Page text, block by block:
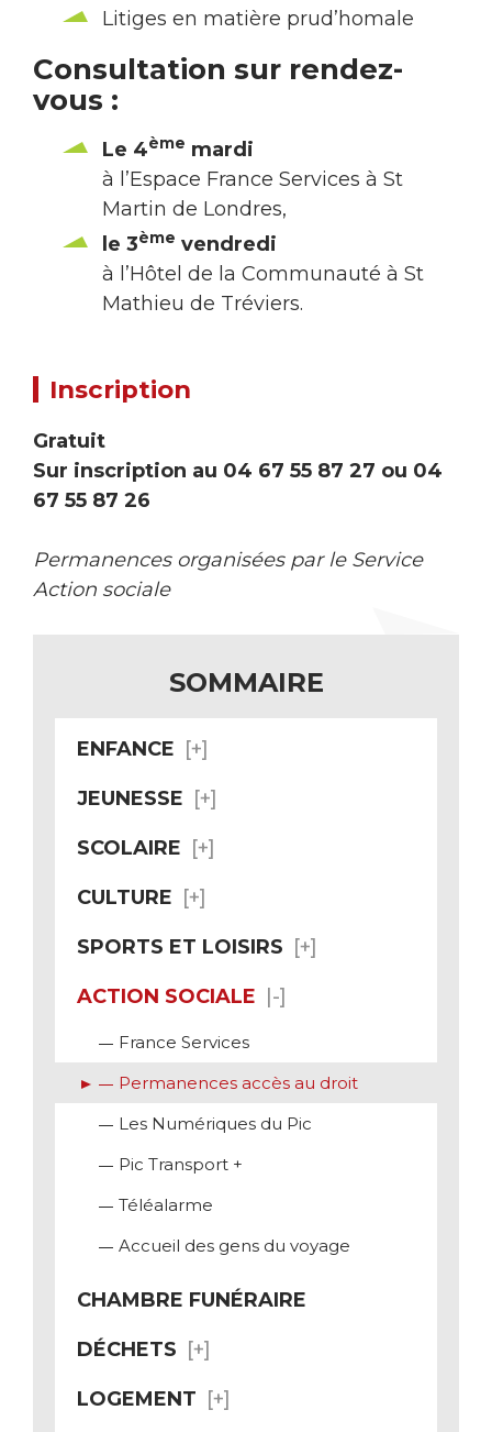
Litiges en matière prud’homale
Consultation sur rendez-
vous :
Le 4ème mardi
à l’Espace France Services à St
Martin de Londres,
le 3ème vendredi
à l’Hôtel de la Communauté à St
Mathieu de Tréviers.
Inscription
Gratuit
Sur inscription au 04 67 55 87 27 ou 04
67 55 87 26
Permanences organisées par le Service
Action sociale
SOMMAIRE
ENFANCE
JEUNESSE
SCOLAIRE
CULTURE
SPORTS ET LOISIRS
ACTION SOCIALE
France Services
Permanences accès au droit
Les Numériques du Pic
Pic Transport +
Téléalarme
Accueil des gens du voyage
CHAMBRE FUNÉRAIRE
DÉCHETS
LOGEMENT